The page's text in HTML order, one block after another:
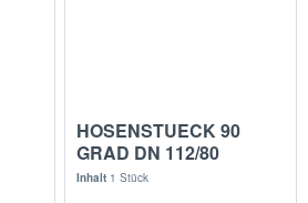
HOSENSTUECK 90
GRAD DN 112/80
Inhalt 1 Stück